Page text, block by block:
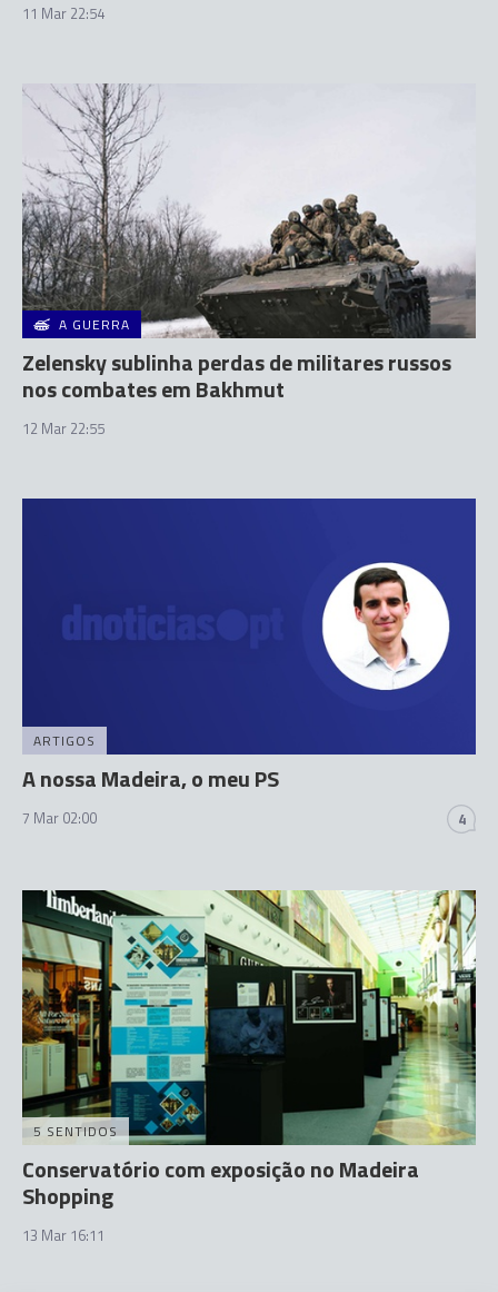
11 Mar 22:54
A GUERRA
Zelensky sublinha perdas de militares russos
nos combates em Bakhmut
12 Mar 22:55
ARTIGOS
A nossa Madeira, o meu PS
7 Mar 02:00 4
5 SENTIDOS
Conservatório com exposição no Madeira
Shopping
13 Mar 16:11